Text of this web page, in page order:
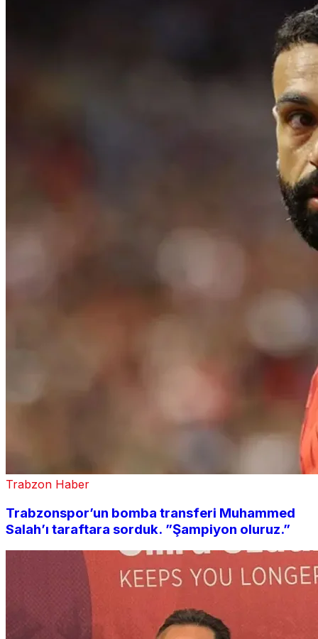
Trabzon Haber
Trabzonspor’un bomba transferi Muhammed
Salah’ı taraftara sorduk. ”Şampiyon oluruz.”